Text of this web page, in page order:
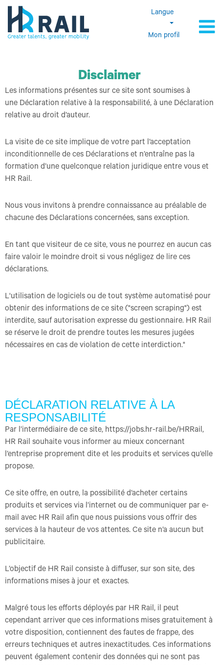
Langue
Mon profil
Disclaimer
Les informations présentes sur ce site sont soumises à
une Déclaration relative à la responsabilité, à une Déclaration
relative au droit d’auteur.
La visite de ce site implique de votre part l’acceptation
inconditionnelle de ces Déclarations et n’entraîne pas la
formation d’une quelconque relation juridique entre vous et
HR Rail.
Nous vous invitons à prendre connaissance au préalable de
chacune des Déclarations concernées, sans exception.
En tant que visiteur de ce site, vous ne pourrez en aucun cas
faire valoir le moindre droit si vous négligez de lire ces
déclarations.
L'utilisation de logiciels ou de tout système automatisé pour
obtenir des informations de ce site ("screen scraping") est
interdite, sauf autorisation expresse du gestionnaire. HR Rail
se réserve le droit de prendre toutes les mesures jugées
nécessaires en cas de violation de cette interdiction."
DÉCLARATION RELATIVE À LA
RESPONSABILITÉ
Par l’intermédiaire de ce site, https://jobs.hr-rail.be/HRRail,
HR Rail souhaite vous informer au mieux concernant
l’entreprise proprement dite et les produits et services qu’elle
propose.
Ce site offre, en outre, la possibilité d’acheter certains
produits et services via l’internet ou de communiquer par e-
mail avec HR Rail afin que nous puissions vous offrir des
services à la hauteur de vos attentes. Ce site n’a aucun but
publicitaire.
L’objectif de HR Rail consiste à diffuser, sur son site, des
informations mises à jour et exactes.
Malgré tous les efforts déployés par HR Rail, il peut
cependant arriver que ces informations mises gratuitement à
votre disposition, contiennent des fautes de frappe, des
erreurs techniques et autres inexactitudes. Ces informations
peuvent également contenir des données qui ne sont pas